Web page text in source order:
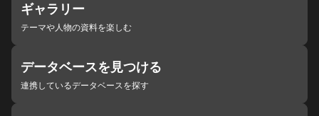
ギャラリー
テーマや人物の資料を楽しむ
データベースを見つける
連携しているデータベースを探す